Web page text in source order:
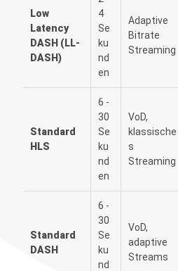
Low
Latency
DASH (LL-
DASH)
4
Se
ku
nd
en
Adaptive
Bitrate
Streaming
Standard
HLS
6 -
30
Se
ku
nd
en
VoD,
klassische
s
Streaming
Standard
DASH
6 -
30
Se
ku
nd
VoD,
adaptive
Streams